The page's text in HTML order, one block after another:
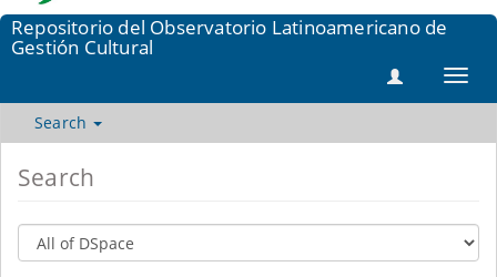
Repositorio del Observatorio Latinoamericano de
Gestión Cultural
Search
Search